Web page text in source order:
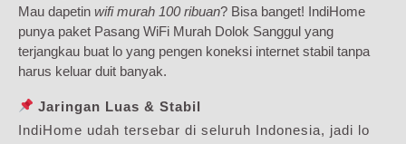
Mau dapetin wifi murah 100 ribuan? Bisa banget! IndiHome
punya paket Pasang WiFi Murah Dolok Sanggul yang
terjangkau buat lo yang pengen koneksi internet stabil tanpa
harus keluar duit banyak.
Jaringan Luas & Stabil
IndiHome udah tersebar di seluruh Indonesia, jadi lo